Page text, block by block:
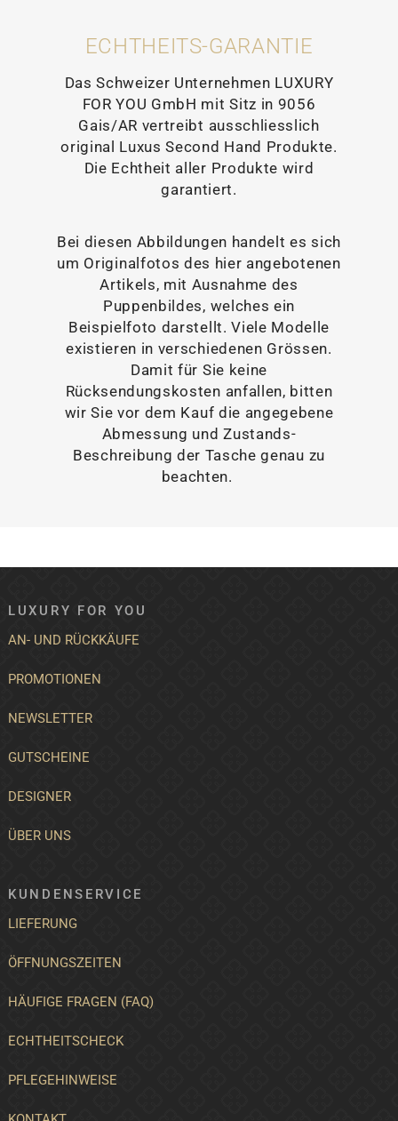
ECHTHEITS-GARANTIE
Das Schweizer Unternehmen LUXURY
FOR YOU GmbH mit Sitz in 9056
Gais/AR vertreibt ausschliesslich
original Luxus Second Hand Produkte.
Die Echtheit aller Produkte wird
garantiert.
Bei diesen Abbildungen handelt es sich
um Originalfotos des hier angebotenen
Artikels, mit Ausnahme des
Puppenbildes, welches ein
Beispielfoto darstellt. Viele Modelle
existieren in verschiedenen Grössen.
Damit für Sie keine
Rücksendungskosten anfallen, bitten
wir Sie vor dem Kauf die angegebene
Abmessung und Zustands-
Beschreibung der Tasche genau zu
beachten.
LUXURY FOR YOU
AN- UND RÜCKKÄUFE
PROMOTIONEN
NEWSLETTER
GUTSCHEINE
DESIGNER
ÜBER UNS
KUNDENSERVICE
LIEFERUNG
ÖFFNUNGSZEITEN
HÄUFIGE FRAGEN (FAQ)
ECHTHEITSCHECK
PFLEGEHINWEISE